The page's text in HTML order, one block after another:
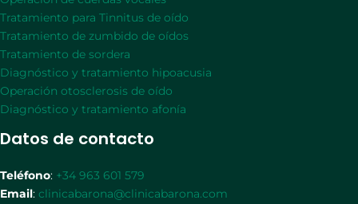
Tratamiento para Tinnitus de oído
Tratamiento de zumbido de oídos
Tratamiento de sordera
Diagnóstico y tratamiento hipoacusia
Operación otosclerosis de oído
Diagnóstico y tratamiento afonía
Datos de contacto
Teléfono: +34 963 601 579
Email: clinicabarona@clinicabarona.com